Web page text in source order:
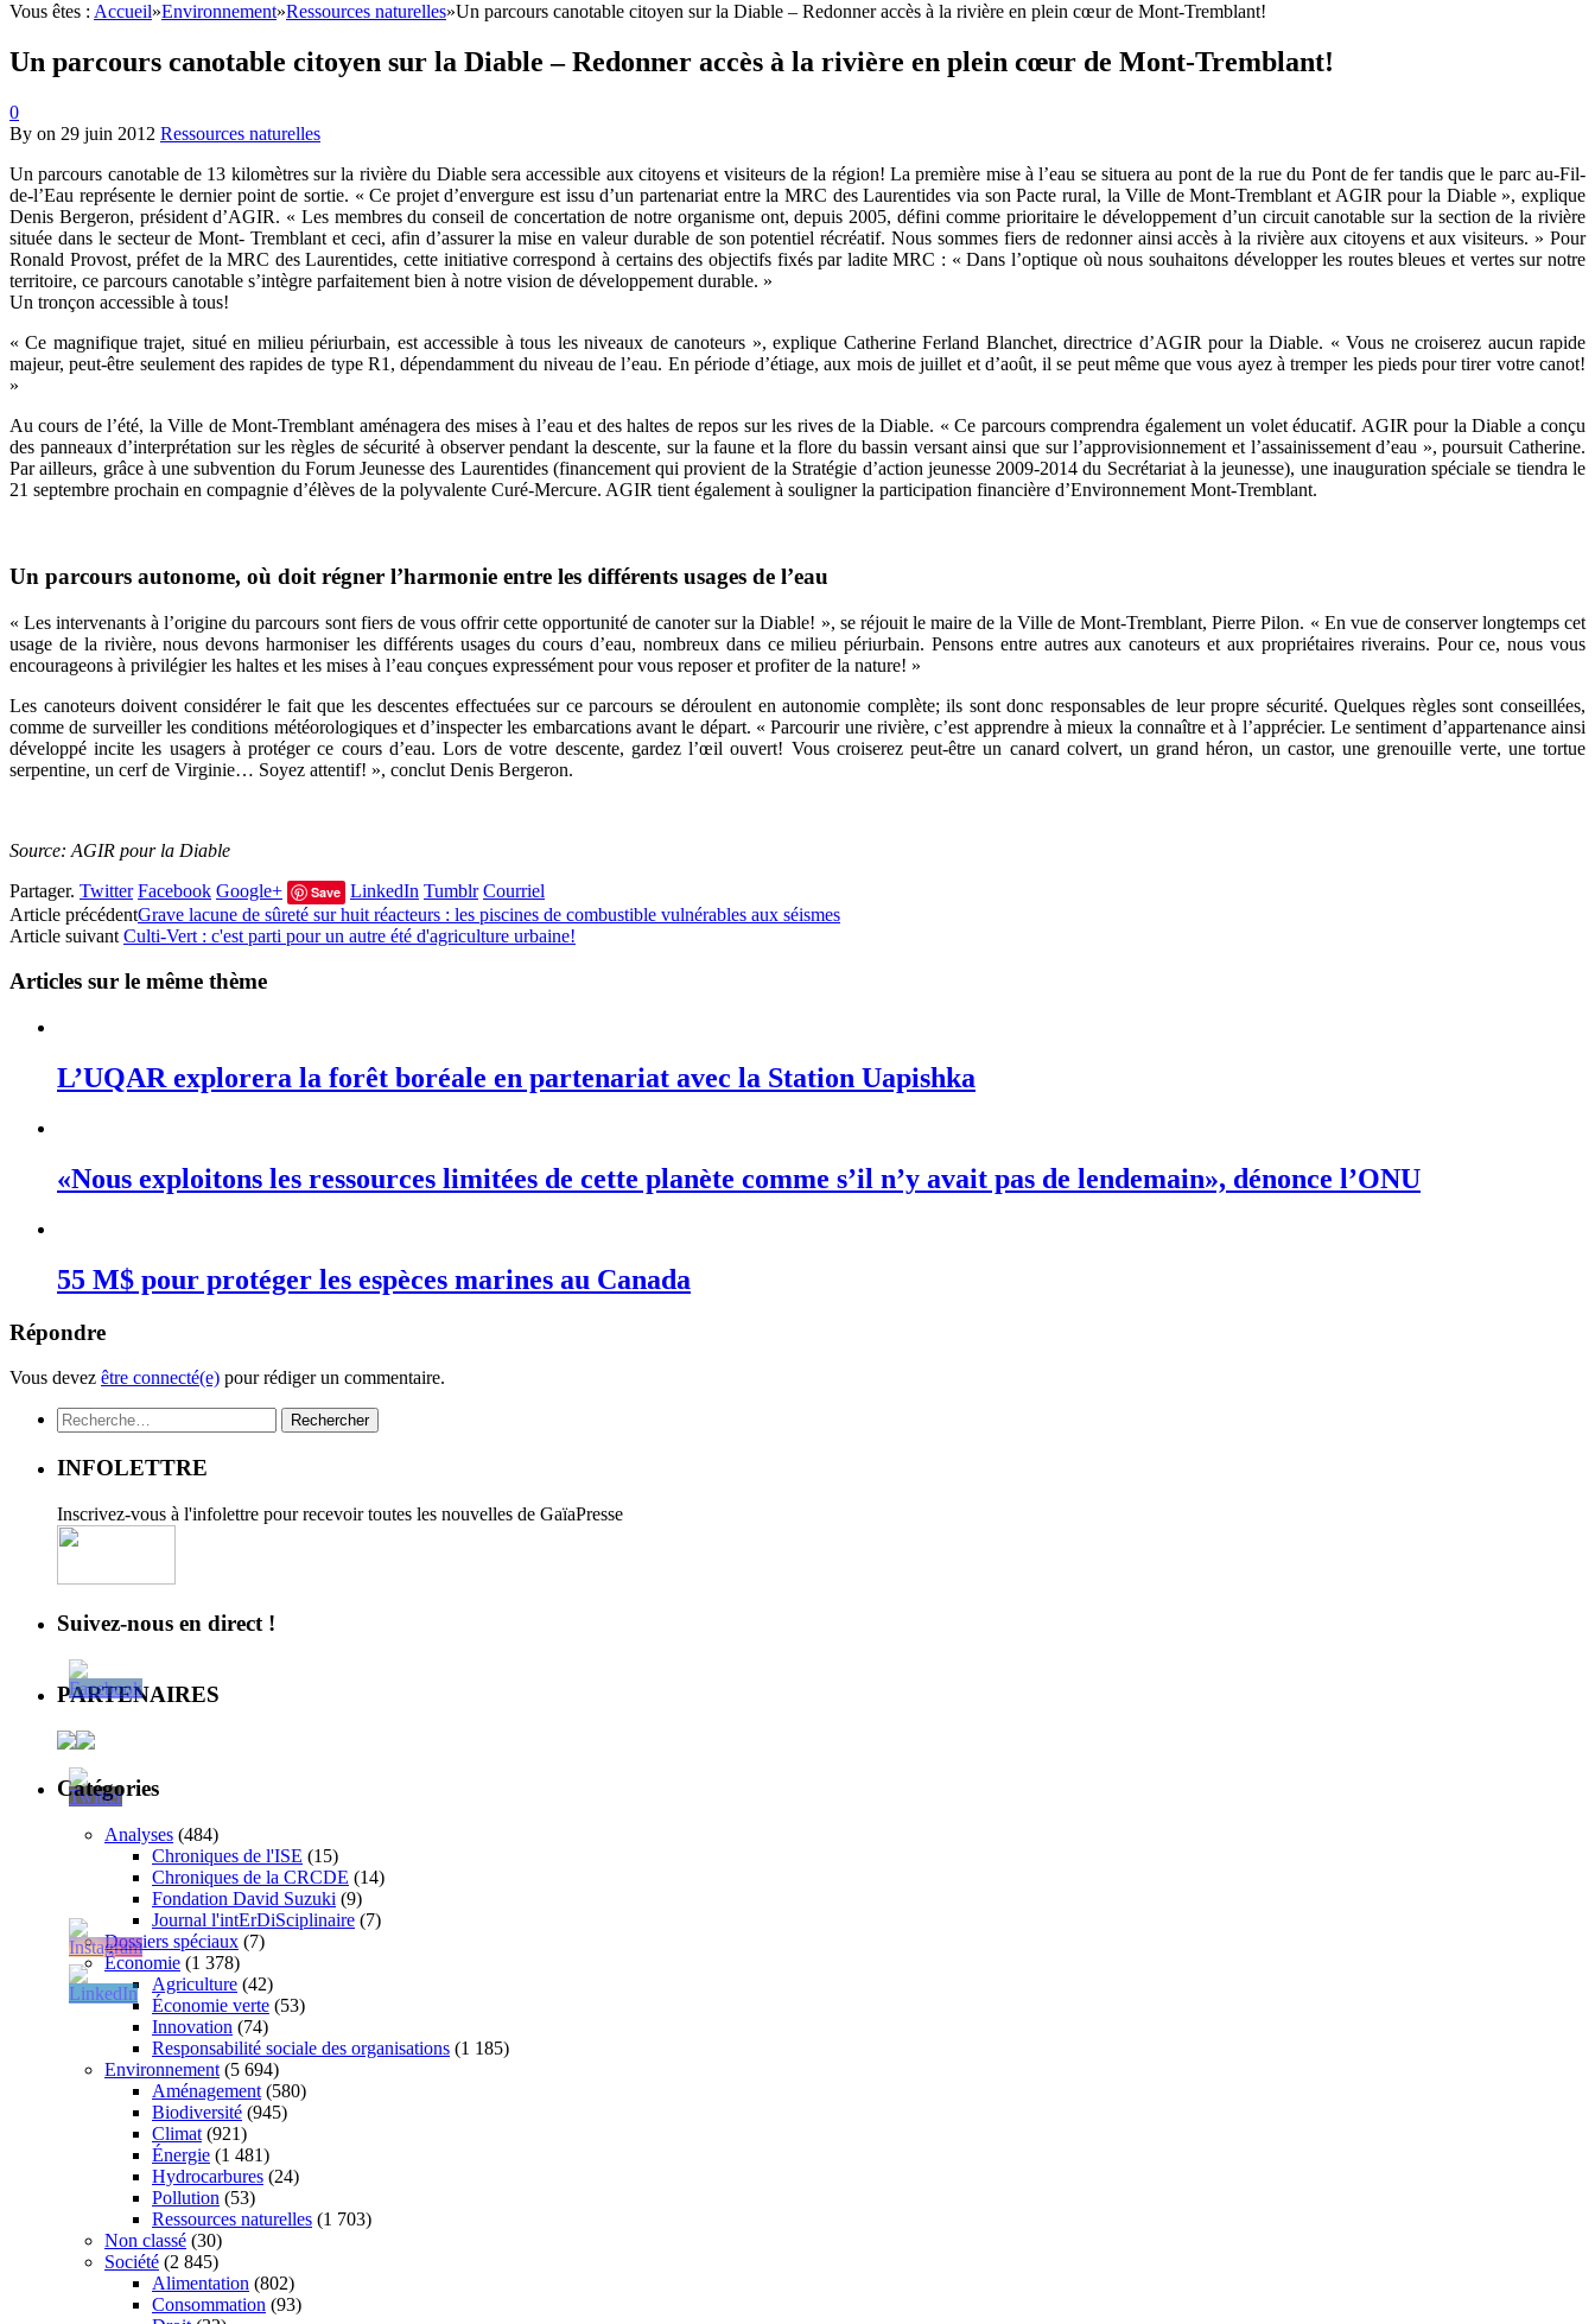
Vous êtes : Accueil»Environnement»Ressources naturelles»Un parcours canotable citoyen sur la Diable – Redonner accès à la rivière en plein cœur de Mont-Tremblant!
Un parcours canotable citoyen sur la Diable – Redonner accès à la rivière en plein cœur de Mont-Tremblant!
0
By on 29 juin 2012 Ressources naturelles
Un parcours canotable de 13 kilomètres sur la rivière du Diable sera accessible aux citoyens et visiteurs de la région! La première mise à l’eau se situera au pont de la rue du Pont de fer tandis que le parc au-Fil-
de-l’Eau représente le dernier point de sortie. « Ce projet d’envergure est issu d’un partenariat entre la MRC des Laurentides via son Pacte rural, la Ville de Mont-Tremblant et AGIR pour la Diable », explique
Denis Bergeron, président d’AGIR. « Les membres du conseil de concertation de notre organisme ont, depuis 2005, défini comme prioritaire le développement d’un circuit canotable sur la section de la rivière
située dans le secteur de Mont- Tremblant et ceci, afin d’assurer la mise en valeur durable de son potentiel récréatif. Nous sommes fiers de redonner ainsi accès à la rivière aux citoyens et aux visiteurs. » Pour
Ronald Provost, préfet de la MRC des Laurentides, cette initiative correspond à certains des objectifs fixés par ladite MRC : « Dans l’optique où nous souhaitons développer les routes bleues et vertes sur notre
territoire, ce parcours canotable s’intègre parfaitement bien à notre vision de développement durable. »
Un tronçon accessible à tous!
« Ce magnifique trajet, situé en milieu périurbain, est accessible à tous les niveaux de canoteurs », explique Catherine Ferland Blanchet, directrice d’AGIR pour la Diable. « Vous ne croiserez aucun rapide
majeur, peut-être seulement des rapides de type R1, dépendamment du niveau de l’eau. En période d’étiage, aux mois de juillet et d’août, il se peut même que vous ayez à tremper les pieds pour tirer votre canot!
»
Au cours de l’été, la Ville de Mont-Tremblant aménagera des mises à l’eau et des haltes de repos sur les rives de la Diable. « Ce parcours comprendra également un volet éducatif. AGIR pour la Diable a conçu
des panneaux d’interprétation sur les règles de sécurité à observer pendant la descente, sur la faune et la flore du bassin versant ainsi que sur l’approvisionnement et l’assainissement d’eau », poursuit Catherine.
Par ailleurs, grâce à une subvention du Forum Jeunesse des Laurentides (financement qui provient de la Stratégie d’action jeunesse 2009-2014 du Secrétariat à la jeunesse), une inauguration spéciale se tiendra le
21 septembre prochain en compagnie d’élèves de la polyvalente Curé-Mercure. AGIR tient également à souligner la participation financière d’Environnement Mont-Tremblant.
Un parcours autonome, où doit régner l’harmonie entre les différents usages de l’eau
« Les intervenants à l’origine du parcours sont fiers de vous offrir cette opportunité de canoter sur la Diable! », se réjouit le maire de la Ville de Mont-Tremblant, Pierre Pilon. « En vue de conserver longtemps cet
usage de la rivière, nous devons harmoniser les différents usages du cours d’eau, nombreux dans ce milieu périurbain. Pensons entre autres aux canoteurs et aux propriétaires riverains. Pour ce, nous vous
encourageons à privilégier les haltes et les mises à l’eau conçues expressément pour vous reposer et profiter de la nature! »
Les canoteurs doivent considérer le fait que les descentes effectuées sur ce parcours se déroulent en autonomie complète; ils sont donc responsables de leur propre sécurité. Quelques règles sont conseillées,
comme de surveiller les conditions météorologiques et d’inspecter les embarcations avant le départ. « Parcourir une rivière, c’est apprendre à mieux la connaître et à l’apprécier. Le sentiment d’appartenance ainsi
développé incite les usagers à protéger ce cours d’eau. Lors de votre descente, gardez l’œil ouvert! Vous croiserez peut-être un canard colvert, un grand héron, un castor, une grenouille verte, une tortue
serpentine, un cerf de Virginie… Soyez attentif! », conclut Denis Bergeron.
Source: AGIR pour la Diable
Partager. Twitter Facebook Google+ Save LinkedIn Tumblr Courriel
Article précédentGrave lacune de sûreté sur huit réacteurs : les piscines de combustible vulnérables aux séismes
Article suivant Culti-Vert : c'est parti pour un autre été d'agriculture urbaine!
Articles sur le même thème
L’UQAR explorera la forêt boréale en partenariat avec la Station Uapishka
«Nous exploitons les ressources limitées de cette planète comme s’il n’y avait pas de lendemain», dénonce l’ONU
55 M$ pour protéger les espèces marines au Canada
Répondre
Vous devez être connecté(e) pour rédiger un commentaire.
Rechercher :
INFOLETTRE
Inscrivez-vous à l'infolettre pour recevoir toutes les nouvelles de GaïaPresse
Suivez-nous en direct !
PARTENAIRES
Catégories
Analyses (484)
Chroniques de l'ISE (15)
Chroniques de la CRCDE (14)
Fondation David Suzuki (9)
Journal l'intErDiSciplinaire (7)
Dossiers spéciaux (7)
Économie (1 378)
Agriculture (42)
Économie verte (53)
Innovation (74)
Responsabilité sociale des organisations (1 185)
Environnement (5 694)
Aménagement (580)
Biodiversité (945)
Climat (921)
Énergie (1 481)
Hydrocarbures (24)
Pollution (53)
Ressources naturelles (1 703)
Non classé (30)
Société (2 845)
Alimentation (802)
Consommation (93)